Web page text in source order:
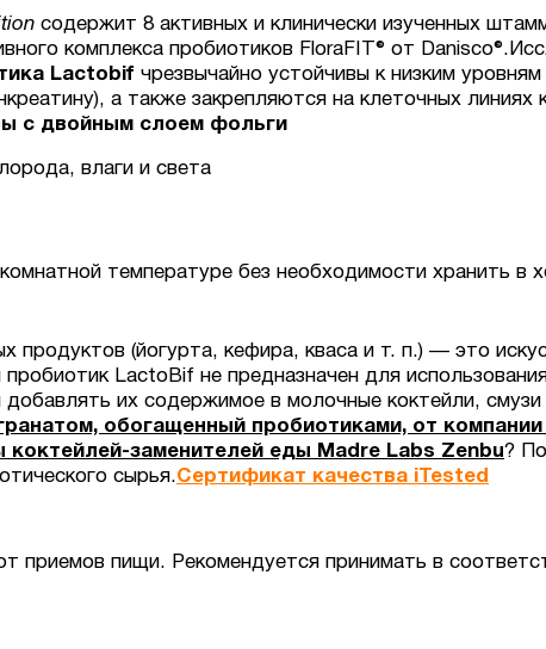
содержит 8 активных и клинически изученных
комплекса пробиотиков FloraFIT® от
Lactobif чрезвычайно устойчивы к низким
а также закрепляются на клеточных линиях
с двойным слоем фольги
влаги и света
температуре без необходимости хранить в
продуктов (йогурта, кефира, кваса и т. п.) — это
LactoBif не предназначен для
их содержимое в молочные коктейли, смузи
обогащенный пробиотиками, от
коктейлей-заменителей еды Madre Labs Zenbu?
сырья.Сертификат качества iTested
приемов пищи. Рекомендуется принимать в